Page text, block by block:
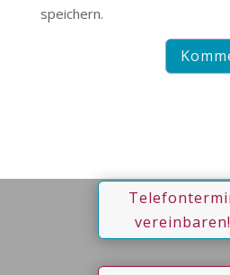
speichern.
vereinbaren!